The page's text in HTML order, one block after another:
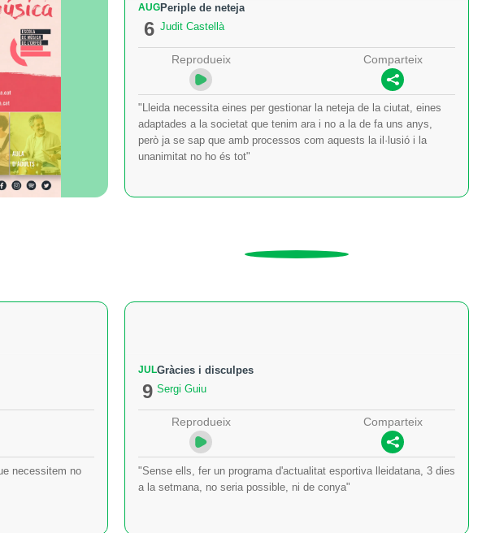
AUG
6
Periple de neteja
Judit Castellà
Reprodueix Comparteix
"Lleida necessita eines per gestionar la neteja de la ciutat, eines
adaptades a la societat que tenim ara i no a la de fa uns anys,
però ja se sap que amb processos com aquests la il·lusió i la
unanimitat no ho és tot"
necessitem no
JUL
9
Gràcies i disculpes
Sergi Guiu
Reprodueix Comparteix
"Sense ells, fer un programa d'actualitat esportiva lleidatana, 3 dies
a la setmana, no seria possible, ni de conya"